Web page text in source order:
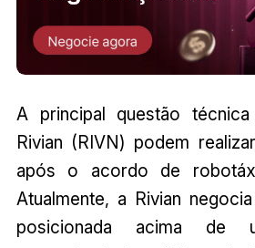
A principal questão
Rivian (RIVN) podem
após o acordo de
Atualmente, a Rivian
posicionada acima de